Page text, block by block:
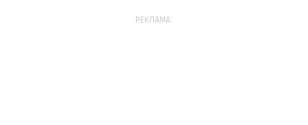
РЕКЛАМА: